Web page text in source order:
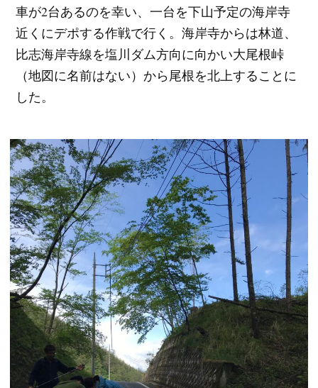
車が2台あるのを幸い、一台を下山予定の海岸寺
近くにデポする作戦で行く。海岸寺からは林道、
比志海岸寺線を塩川ダム方向に向かい大尾根峠
（地図に名前はない）から尾根を北上することに
した。